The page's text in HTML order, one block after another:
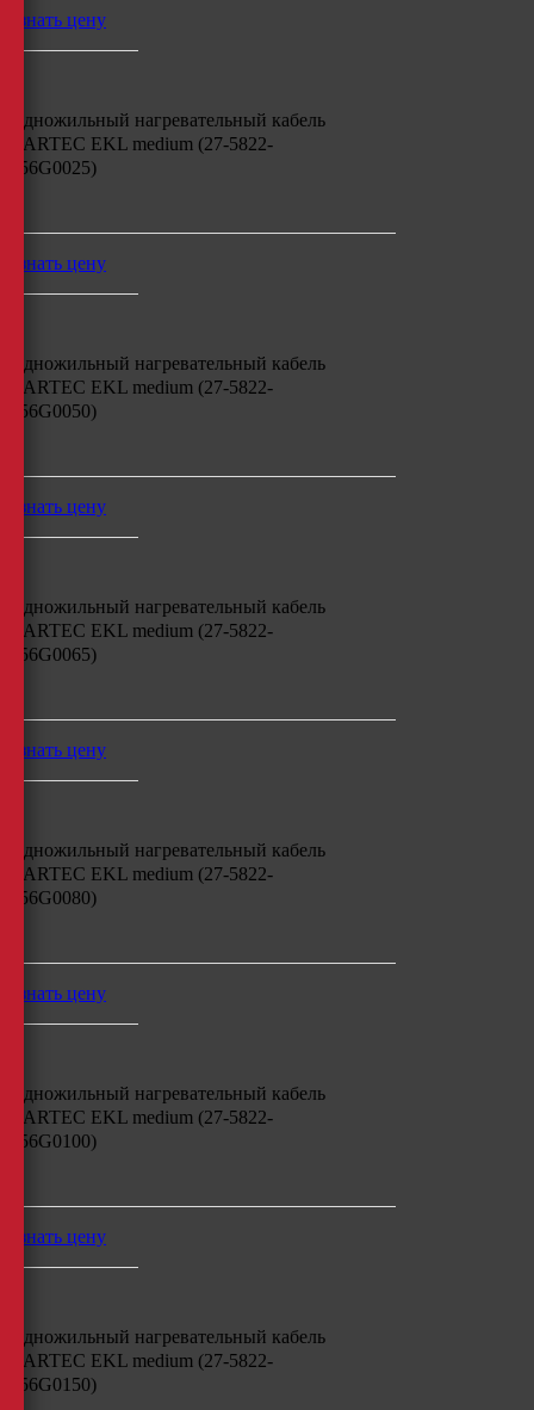
узнать цену
Одножильный нагревательный кабель
BARTEC EKL medium (27-5822-
756G0025)
узнать цену
Одножильный нагревательный кабель
BARTEC EKL medium (27-5822-
756G0050)
узнать цену
Одножильный нагревательный кабель
BARTEC EKL medium (27-5822-
756G0065)
узнать цену
Одножильный нагревательный кабель
BARTEC EKL medium (27-5822-
756G0080)
узнать цену
Одножильный нагревательный кабель
BARTEC EKL medium (27-5822-
756G0100)
узнать цену
Одножильный нагревательный кабель
BARTEC EKL medium (27-5822-
756G0150)